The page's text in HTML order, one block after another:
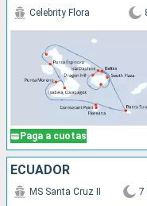
Paga a cuotas
Celebrity Flora
ECUADOR
MS Santa Cruz II 7